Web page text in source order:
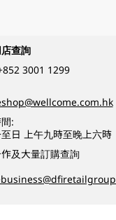
查詢
3001 1299
:
日 上午九時至晚上六時
及大量訂購查詢